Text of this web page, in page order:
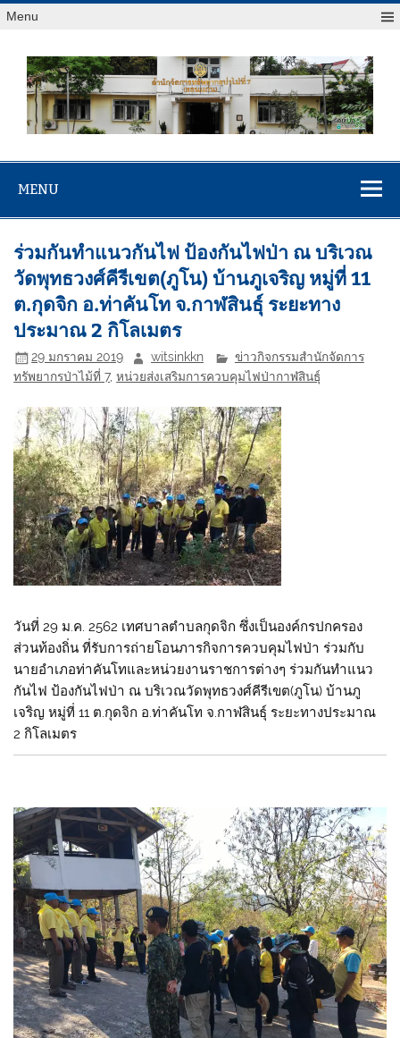
Menu
สจป.ที่ 7
(ขอนแก่น)
MENU
ร่วมกันทำแนวกันไฟ ป้องกันไฟป่า ณ บริเวณ
วัดพุทธวงศ์คีรีเขต(ภูโน) บ้านภูเจริญ หมู่ที่ 11
ต.กุดจิก อ.ท่าคันโท จ.กาฬสินธุ์ ระยะทาง
ประมาณ 2 กิโลเมตร
29 มกราคม 2019 witsinkkn
ข่าวกิจกรรมสำนักจัดการ
ทรัพยากรป่าไม้ที่ 7,หน่วยส่งเสริมการควบคุมไฟป่ากาฬสินธุ์
วันที่ 29 ม.ค. 2562 เทศบาลตำบลกุดจิก ซึ่งเป็นองค์กรปกครอง
ส่วนท้องถิ่น ที่รับการถ่ายโอนภารกิจการควบคุมไฟป่า ร่วมกับ
นายอำเภอท่าคันโทและหน่วยงานราชการต่างๆ ร่วมกันทำแนว
กันไฟ ป้องกันไฟป่า ณ บริเวณวัดพุทธวงศ์คีรีเขต(ภูโน) บ้านภู
เจริญ หมู่ที่ 11 ต.กุดจิก อ.ท่าคันโท จ.กาฬสินธุ์ ระยะทางประมาณ
2 กิโลเมตร